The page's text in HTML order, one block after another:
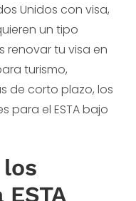
Unidos con visa,
un tipo
renovar tu visa en
turismo,
de corto plazo, los
para el ESTA bajo